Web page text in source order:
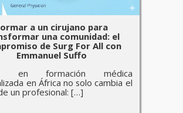
a un cirujano para
una comunidad: el
de Surg For All con
Emmanuel Suffo
en formación médica
en África no solo cambia el
un profesional: […]